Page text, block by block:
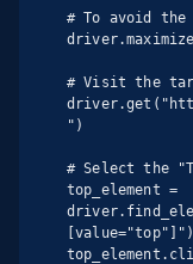
# To avoid the
# Visit the
")
# Select the
top_element =
[value="top"]")